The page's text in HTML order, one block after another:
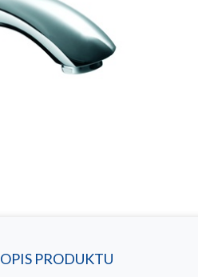
OPIS PRODUKTU